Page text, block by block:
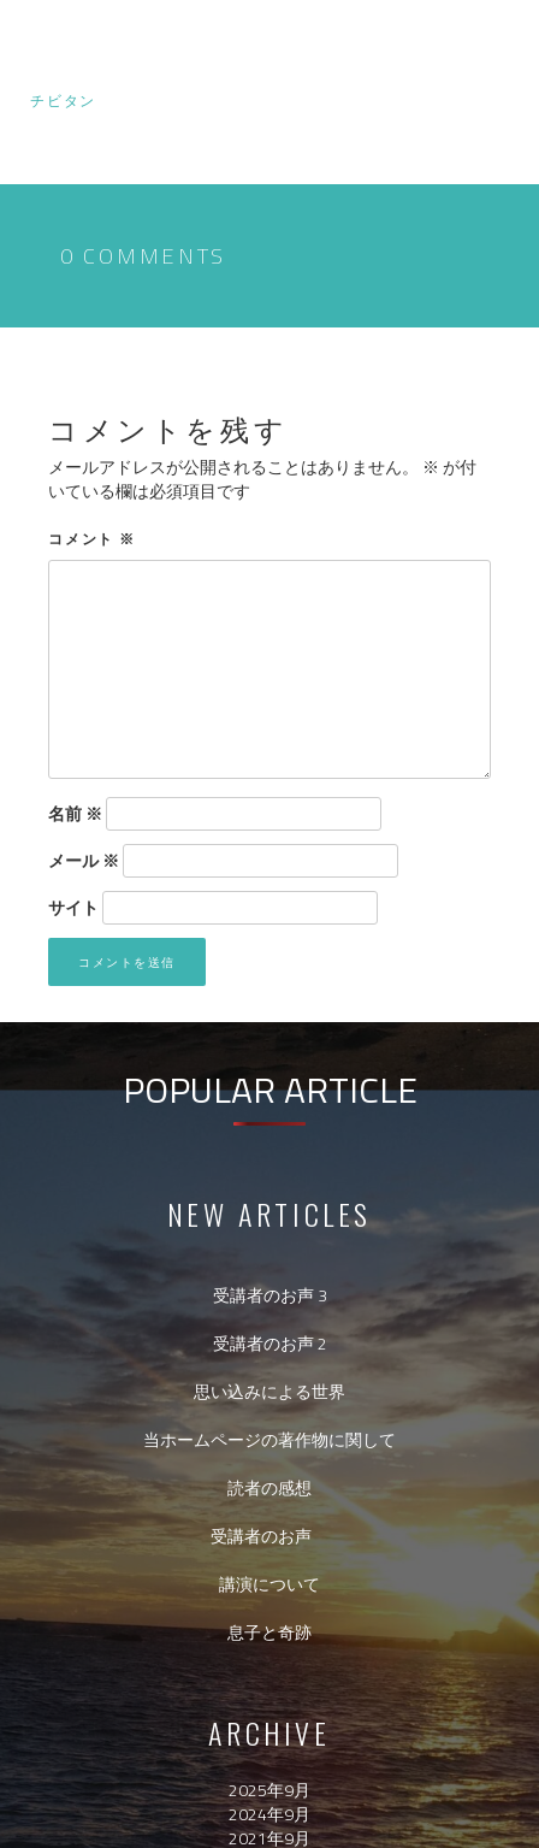
投
ナ
シ
チビタン
0 COMMENTS
コメントを残す
メールアドレスが公開されることはありません。 ※ が付
いている欄は必須項目です
コメント ※
名前 ※
メール※
サイト
POPULAR ARTICLE
NEW ARTICLES
受講者のお声 3
受講者のお声 2
思い込みによる世界
当ホームページの著作物に関して
読者の感想
受講者のお声
講演について
息子と奇跡
ARCHIVE
2025年9月
2024年9月
2021年9月